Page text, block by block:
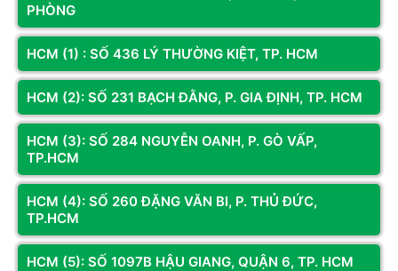
- Chất liệu: Thép mạ SECC cách điện, nhiệt + Mặt Nhựa (ABS) + Lưới
sắt chống trộm
- Màu: Đen mặt xám
Xem thêm
Đánh giá & Nhận xét về VỎ MÁY TÍNH KENOO T13
(M-ATX | KHÔNG FAN)
0/5
0đánh giá & nhận xét
5 sao
PHÒNG
HCM (1) : SỐ 436 LÝ THƯỜNG KIỆT, TP. HCM
HCM (2): SỐ 231 BẠCH ĐẰNG, P. GIA ĐỊNH, TP. HCM
HCM (3): SỐ 284 NGUYỄN OANH, P. GÒ VẤP,
TP.HCM
HCM (4): SỐ 260 ĐẶNG VĂN BI, P. THỦ ĐỨC,
TP.HCM
HCM (5): SỐ 1097B HẬU GIANG, QUẬN 6, TP. HCM